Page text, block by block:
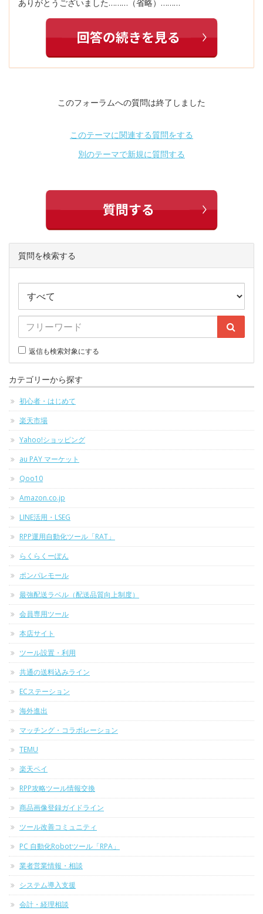
ありがとうございました………（省略）………
このフォーラムへの質問は終了しました
このテーマに関連する質問をする
別のテーマで新規に質問する
質問を検索する
返信も検索対象にする
カテゴリーから探す
初心者・はじめて
楽天市場
Yahoo!ショッピング
au PAY マーケット
Qoo10
Amazon.co.jp
LINE活用・LSEG
RPP運用自動化ツール「RAT」
らくらくーぽん
ポンパレモール
最強配送ラベル（配送品質向上制度）
会員専用ツール
本店サイト
ツール設置・利用
共通の送料込みライン
ECステーション
海外進出
マッチング・コラボレーション
TEMU
楽天ペイ
RPP攻略ツール情報交換
商品画像登録ガイドライン
ツール改善コミュニティ
PC 自動化Robotツール「RPA」
業者営業情報・相談
システム導入支援
会計・経理相談